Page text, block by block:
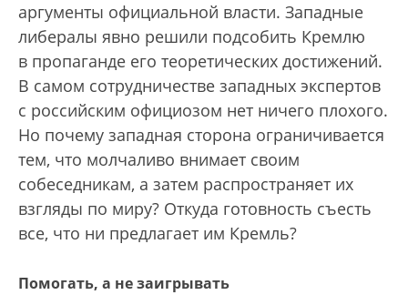
аргументы официальной власти. Западные
либералы явно решили подсобить Кремлю
в пропаганде его теоретических достижений.
В самом сотрудничестве западных экспертов
с российским официозом нет ничего плохого.
Но почему западная сторона ограничивается
тем, что молчаливо внимает своим
собеседникам, а затем распространяет их
взгляды по миру? Откуда готовность съесть
все, что ни предлагает им Кремль?
Помогать, а не заигрывать